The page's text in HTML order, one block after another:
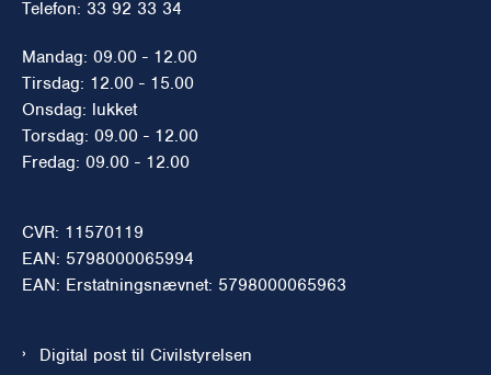
Telefon: 33 92 33 34
Mandag: 09.00 - 12.00
Tirsdag: 12.00 - 15.00
Onsdag: lukket
Torsdag: 09.00 - 12.00
Fredag: 09.00 - 12.00
CVR: 11570119
EAN: 5798000065994
EAN: Erstatningsnævnet: 5798000065963
Digital post til Civilstyrelsen